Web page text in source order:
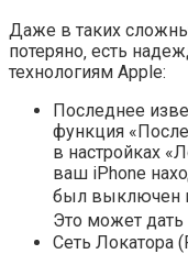
Даже в таких
потеряно‚ есть
технологиям Apple:
Последнее
функция
в настройках
ваш iPhone
был выключен
Это может дать
Сеть Локатора